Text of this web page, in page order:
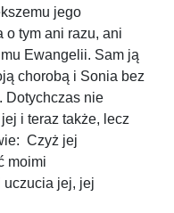
jego
o tym ani razu, ani
Ewangelii. Sam ją
chorobą i Sonia bez
Dotychczas nie
i teraz także, lecz
Czyż jej
moimi
uczucia jej, jej